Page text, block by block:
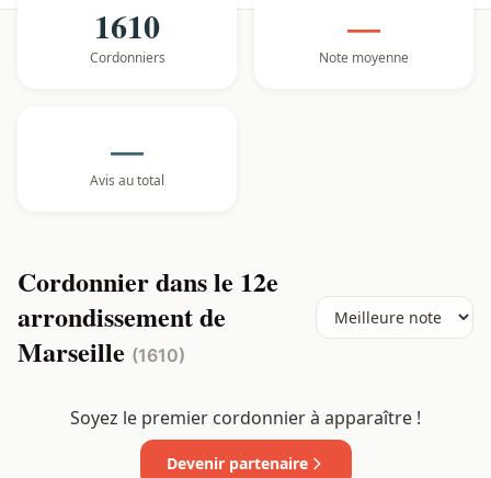
1610
Cordonniers
—
Note moyenne
—
Avis au total
Cordonnier dans le 12e
arrondissement de
Marseille (1610)
Soyez le premier cordonnier à apparaître !
Devenir partenaire